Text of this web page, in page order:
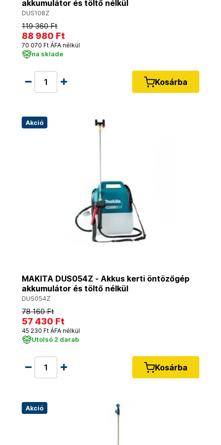
akkumulátor és töltő nélkül
DUS108Z
119 360 Ft
88 980 Ft
70 070 Ft ÁFA nélkül
na sklade
Kosárba
Akció
MAKITA DUS054Z - Akkus kerti öntözőgép
akkumulátor és töltő nélkül
DUS054Z
78 160 Ft
57 430 Ft
45 230 Ft ÁFA nélkül
Utolsó 2 darab
Kosárba
Akció